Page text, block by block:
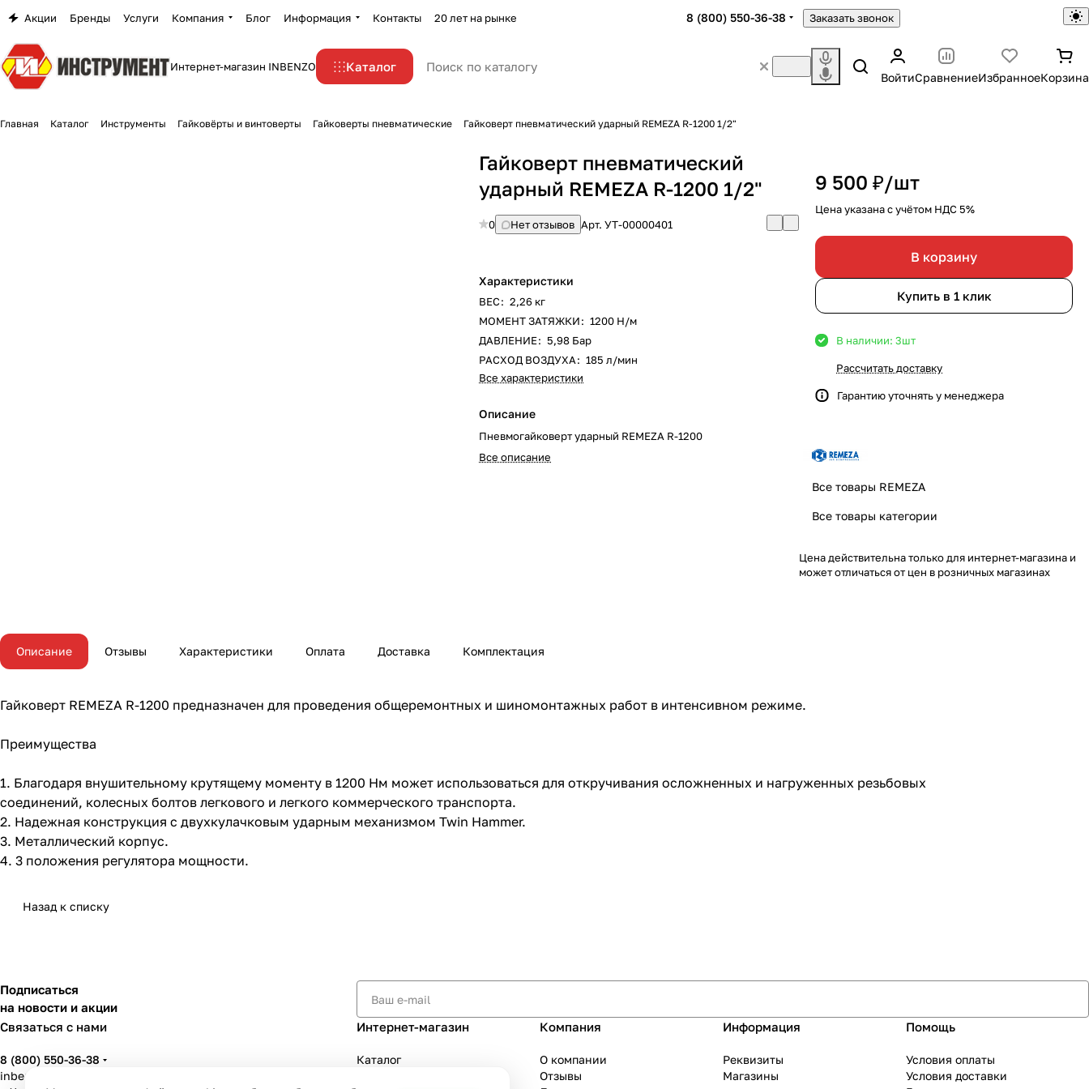
Акции Бренды Услуги Компания Блог Информация Контакты 20 лет на рынке 8 (800) 550-36-38 Заказать звонок
Интернет-магазин INBENZO Каталог
ВойтиСравнениеИзбранноеКорзина
Главная Каталог Инструменты Гайковёрты и винтоверты Гайковерты пневматические Гайковерт пневматический ударный REMEZA R-1200 1/2"
Гайковерт пневматический
ударный REMEZA R-1200 1/2"
0 Нет отзывов Арт.УТ-00000401
Характеристики
ВЕС: 2,26 кг
МОМЕНТ ЗАТЯЖКИ: 1200 Н/м
ДАВЛЕНИЕ: 5,98 Бар
РАСХОД ВОЗДУХА: 185 л/мин
Все характеристики
Описание
Пневмогайковерт ударный REMEZA R-1200
Все описание
9 500 ₽/шт
Цена указана с учётом НДС 5%
В корзину
Купить в 1 клик
В наличии: 3шт
Рассчитать доставку
Гарантию уточнять у менеджера
Все товары REMEZA
Все товары категории
Цена действительна только для интернет-магазина и
может отличаться от цен в розничных магазинах
Описание Отзывы Характеристики Оплата Доставка Комплектация
Гайковерт REMEZA R-1200 предназначен для проведения общеремонтных и шиномонтажных работ в интенсивном режиме.
Преимущества
1. Благодаря внушительному крутящему моменту в 1200 Нм может использоваться для откручивания осложненных и нагруженных резьбовых
соединений, колесных болтов легкового и легкого коммерческого транспорта.
2. Надежная конструкция с двухкулачковым ударным механизмом Twin Hammer.
3. Металлический корпус.
4. 3 положения регулятора мощности.
Назад к списку
Подписаться
на новости и акции
Связаться с нами
8 (800) 550-36-38
inbenzo35@list.ru
Интернет-магазин
Каталог
Компания
О компании
Отзывы
Информация
Реквизиты
Магазины
Помощь
Условия оплаты
Условия доставки